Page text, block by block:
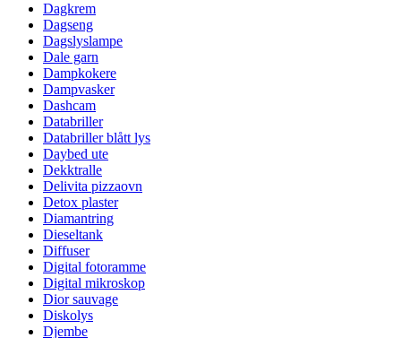
Dagkrem
Dagseng
Dagslyslampe
Dale garn
Dampkokere
Dampvasker
Dashcam
Databriller
Databriller blått lys
Daybed ute
Dekktralle
Delivita pizzaovn
Detox plaster
Diamantring
Dieseltank
Diffuser
Digital fotoramme
Digital mikroskop
Dior sauvage
Diskolys
Djembe